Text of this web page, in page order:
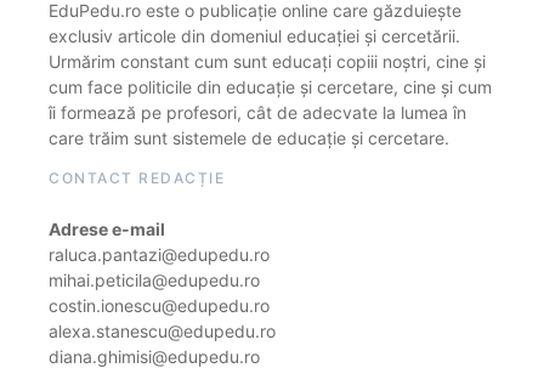
EduPedu.ro este o publicație online care găzduiește
exclusiv articole din domeniul educației și cercetării.
Urmărim constant cum sunt educați copiii noștri, cine și
cum face politicile din educație și cercetare, cine și cum
îi formează pe profesori, cât de adecvate la lumea în
care trăim sunt sistemele de educație și cercetare.
CONTACT REDACȚIE
Adrese e-mail
raluca.pantazi@edupedu.ro
mihai.peticila@edupedu.ro
costin.ionescu@edupedu.ro
alexa.stanescu@edupedu.ro
diana.ghimisi@edupedu.ro